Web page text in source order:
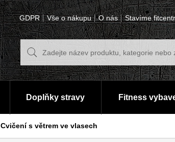
GDPR Vše o nákupu O nás Stavíme
Doplňky stravy Fitness
Cvičení s větrem ve vlasech